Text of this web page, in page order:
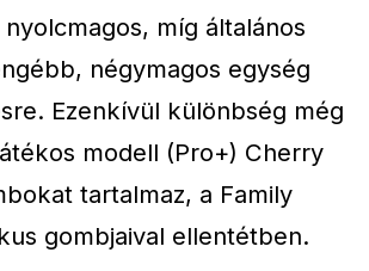
míg általános
négymagos egység
Ezenkívül különbség még
modell (Pro+) Cherry
tartalmaz, a Family
gombjaival ellentétben.